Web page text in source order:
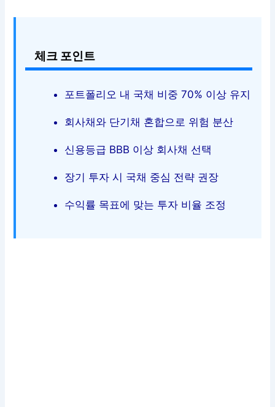
체크 포인트
포트폴리오 내 국채 비중 70% 이상 유지
회사채와 단기채 혼합으로 위험 분산
신용등급 BBB 이상 회사채 선택
장기 투자 시 국채 중심 전략 권장
수익률 목표에 맞는 투자 비율 조정